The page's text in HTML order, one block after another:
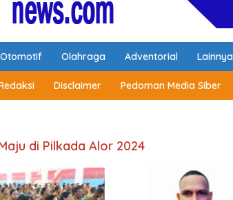
Otomotif Olahraga Adventorial Lainnya
Disclaimer Pedoman Media Siber
di Pilkada Alor 2024